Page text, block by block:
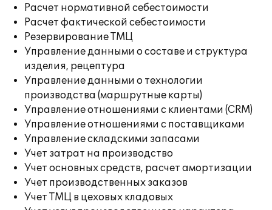
Расчет нормативной себестоимости
Расчет фактической себестоимости
Резервирование ТМЦ
Управление данными о составе и структура
изделия, рецептура
Управление данными о технологии
производства (маршрутные карты)
Управление отношениями с клиентами (CRM)
Управление отношениями с поставщиками
Управление складскими запасами
Учет затрат на производство
Учет основных средств, расчет амортизации
Учет производственных заказов
Учет ТМЦ в цеховых кладовых